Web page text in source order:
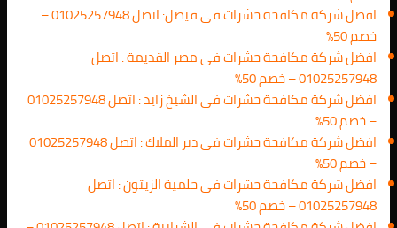
افضل شركة مكافحة حشرات فى فيصل: اتصل 01025257948 –
خصم 50%
افضل شركة مكافحة حشرات فى مصر القديمة : اتصل
01025257948 – خصم 50%
افضل شركة مكافحة حشرات فى الشيخ زايد : اتصل 01025257948
– خصم 50%
افضل شركة مكافحة حشرات فى دير الملاك : اتصل 01025257948
– خصم 50%
افضل شركة مكافحة حشرات فى حلمية الزيتون : اتصل
01025257948 – خصم 50%